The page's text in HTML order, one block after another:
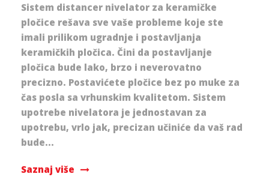
Sistem distancer nivelator za keramičke
pločice rešava sve vaše probleme koje ste
imali prilikom ugradnje i postavljanja
keramičkih pločica. Čini da postavljanje
pločica bude lako, brzo i neverovatno
precizno. Postavićete pločice bez po muke za
čas posla sa vrhunskim kvalitetom. Sistem
upotrebe nivelatora je jednostavan za
upotrebu, vrlo jak, precizan učiniće da vaš rad
bude...
Saznaj više